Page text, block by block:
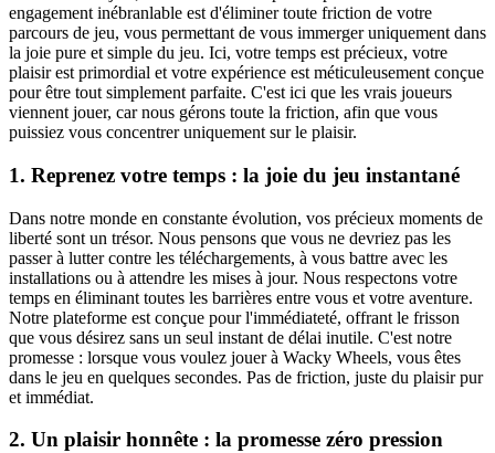
engagement inébranlable est d'éliminer toute friction de votre
parcours de jeu, vous permettant de vous immerger uniquement dans
la joie pure et simple du jeu. Ici, votre temps est précieux, votre
plaisir est primordial et votre expérience est méticuleusement conçue
pour être tout simplement parfaite. C'est ici que les vrais joueurs
viennent jouer, car nous gérons toute la friction, afin que vous
puissiez vous concentrer uniquement sur le plaisir.
1. Reprenez votre temps : la joie du jeu instantané
Dans notre monde en constante évolution, vos précieux moments de
liberté sont un trésor. Nous pensons que vous ne devriez pas les
passer à lutter contre les téléchargements, à vous battre avec les
installations ou à attendre les mises à jour. Nous respectons votre
temps en éliminant toutes les barrières entre vous et votre aventure.
Notre plateforme est conçue pour l'immédiateté, offrant le frisson
que vous désirez sans un seul instant de délai inutile. C'est notre
promesse : lorsque vous voulez jouer à Wacky Wheels, vous êtes
dans le jeu en quelques secondes. Pas de friction, juste du plaisir pur
et immédiat.
2. Un plaisir honnête : la promesse zéro pression